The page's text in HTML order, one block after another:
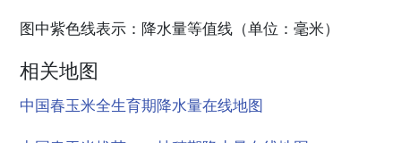
图中紫色线表示：降水量等值线（单位：毫米）
相关地图
中国春玉米全生育期降水量在线地图